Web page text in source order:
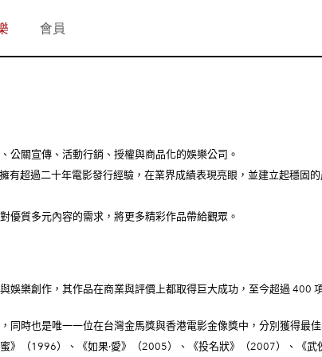
會員
公關宣傳、活動行銷、授權與商品化的娛樂公司。
有超過二十年電影發行經驗，在業界成績表現亮眼，並建立起穩固
優質多元內容的需求，將更多精彩作品帶給觀眾。
娛樂創作，其作品在商業與評價上都取得巨大成功，至今超過 400
同時也是唯一一位在台灣金馬獎與香港電影金像獎中，分別獲得最
》（1996）、《如果·愛》（2005）、《投名狀》（2007）、《